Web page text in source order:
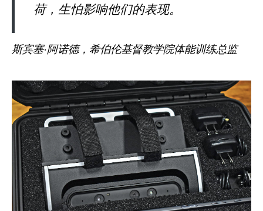
荷，生怕影响他们的表现。
斯宾塞·阿诺德，希伯伦基督教学院体能训练总监